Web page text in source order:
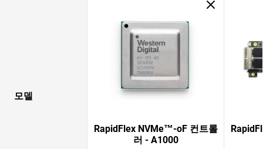
모델
RapidFlex NVMe™-oF 컨트롤
러 - A1000